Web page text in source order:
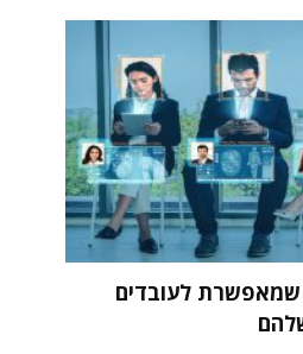
שמאפשרת לעובדים